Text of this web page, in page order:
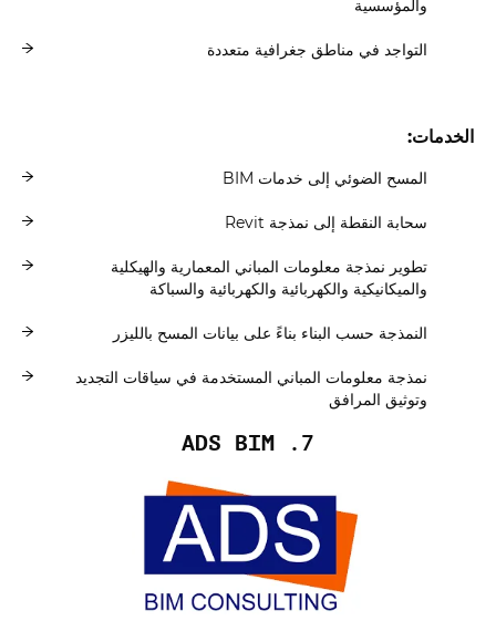
والمؤسسية
التواجد في مناطق جغرافية متعددة
الخدمات:
المسح الضوئي إلى خدمات BIM
سحابة النقطة إلى نمذجة Revit
تطوير نمذجة معلومات المباني المعمارية والهيكلية
والميكانيكية والكهربائية والكهربائية والسباكة
النمذجة حسب البناء بناءً على بيانات المسح بالليزر
نمذجة معلومات المباني المستخدمة في سياقات التجديد
وتوثيق المرافق
7. ADS BIM